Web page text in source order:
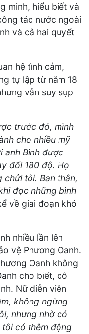
minh, hiểu biết và
tác nước ngoài
và cả hai quyết
hệ tình cảm,
tự lập từ năm 18
vẫn suy sụp
trước đó, mình
cho nhiều mỹ
anh Bình được
đổi 180 độ. Họ
chửi tôi. Bạn thân,
đọc những bình
về giai đoạn khó
nhiều lần lên
vệ Phương Oanh.
Oanh không
cho biết, cô
Nữ diễn viên
không ngừng
nhưng nhờ có
có thêm động